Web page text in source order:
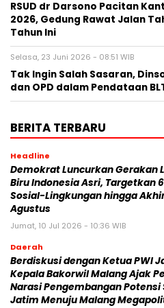
RSUD dr Darsono Pacitan
2026, Gedung Rawat Jalan
Tahun Ini
Selasa, 23 Juni 2026 - 08:51 WIB
Tak Ingin Salah Sasaran,
dan OPD dalam Pendataan
BERITA TERBARU
Headline
Demokrat Luncurkan Gerakan
Biru Indonesia Asri, Targetkan
Sosial-Lingkungan hingga
Agustus
Jumat, 10 Jul 2026 - 10:36 WIB
Daerah
Berdiskusi dengan Ketua PWI
Kepala Bakorwil Malang Ajak
Narasi Pengembangan Potensi
Jatim Menuju Malang